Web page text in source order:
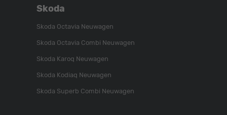
Skoda
Skoda Octavia Neuwagen
Skoda Octavia Combi Neuwagen
Skoda Karoq Neuwagen
Skoda Kodiaq Neuwagen
Skoda Superb Combi Neuwagen